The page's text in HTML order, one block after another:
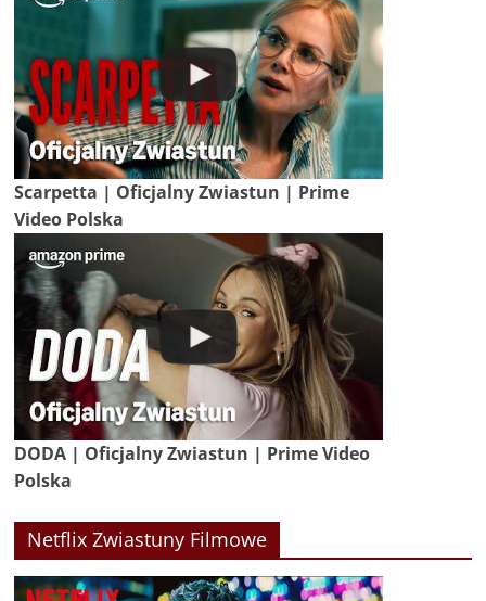
Scarpetta | Oficjalny Zwiastun | Prime
Video Polska
DODA | Oficjalny Zwiastun | Prime Video
Polska
Netflix Zwiastuny Filmowe